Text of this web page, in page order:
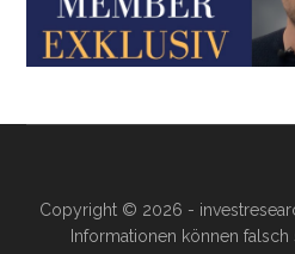
Copyright © 2026 -
Informationen können falsch